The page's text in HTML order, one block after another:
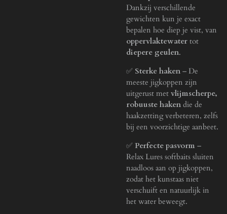
Dankzij verschillende
gewichten kun je exact
bepalen hoe diep je vist, van
oppervlaktewater tot
diepere geulen.
✅ Sterke haken – De
meeste jigkoppen zijn
uitgerust met vlijmscherpe,
robuuste haken die de
haakzetting verbeteren, zelfs
bij een voorzichtige aanbeet.
✅ Perfecte pasvorm –
Relax Lures softbaits sluiten
naadloos aan op jigkoppen,
zodat het kunstaas niet
verschuift en natuurlijk in
het water beweegt.